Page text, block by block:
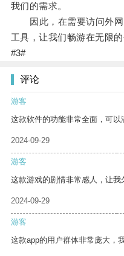
我们的需求。
因此，在需要访问外网
工具，让我们畅游在无限的
#3#
评论
游客
这款软件的功能非常全面，可以
2024-09-29
游客
这款游戏的剧情非常感人，让我
2024-09-29
游客
这款app的用户群体非常庞大，